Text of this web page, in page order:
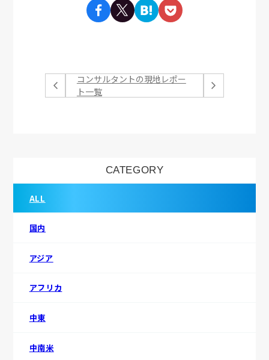
コンサルタントの現地レポー
ト一覧
CATEGORY
ALL
国内
アジア
アフリカ
中東
中南米